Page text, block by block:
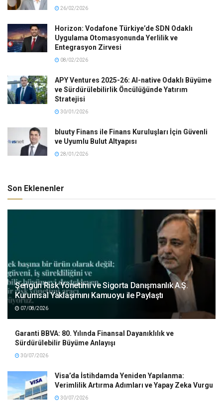
26/02/2026
Horizon: Vodafone Türkiye’de SDN Odaklı
Uygulama Otomasyonunda Yerlilik ve
Entegrasyon Zirvesi
08/02/2026
APY Ventures 2025-26: AI-native Odaklı Büyüme
ve Sürdürülebilirlik Öncülüğünde Yatırım
Stratejisi
30/01/2026
bluuty Finans ile Finans Kuruluşları İçin Güvenli
ve Uyumlu Bulut Altyapısı
28/01/2026
Son Eklenenler
Şengün Risk Yönetimi ve Sigorta Danışmanlık A.Ş.
Kurumsal Yaklaşımını Kamuoyu ile Paylaştı
07/08/2026
Garanti BBVA: 80. Yılında Finansal Dayanıklılık ve
Sürdürülebilir Büyüme Anlayışı
30/07/2026
Visa’da İstihdamda Yeniden Yapılanma:
Verimlilik Artırma Adımları ve Yapay Zeka Vurgu
30/07/2026